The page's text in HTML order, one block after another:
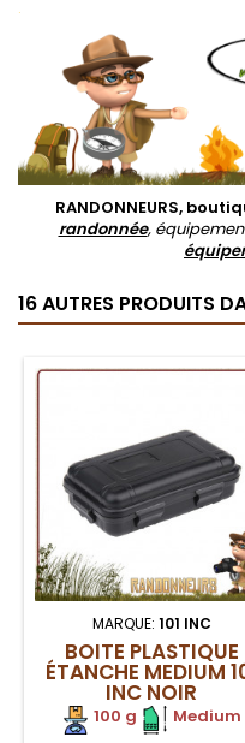
.
RANDONNEURS,
randonnée,
16 AUTRES PRODUITS
MARQUE: 101 INC
BOITE PLASTIQUE
ÉTANCHE MEDIUM
INC NOIR
100 g
Medium